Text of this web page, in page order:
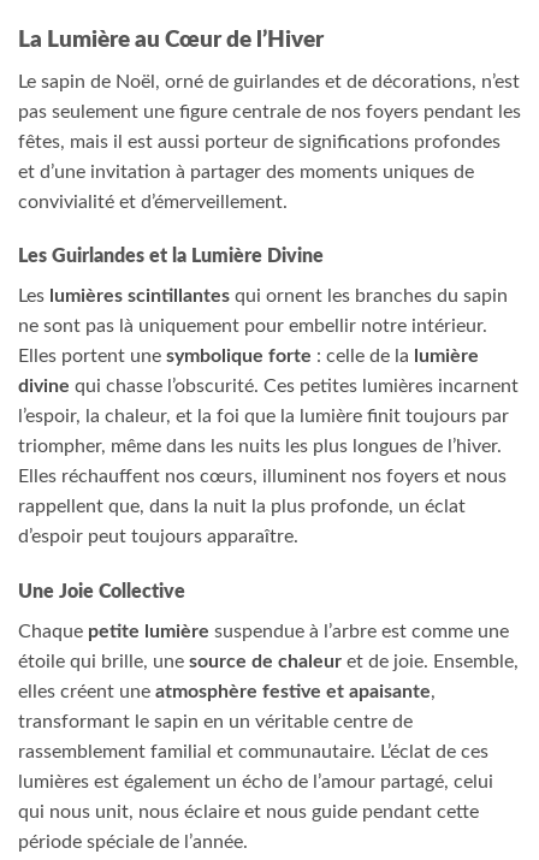
La Lumière au Cœur de l’Hiver
Le sapin de Noël, orné de guirlandes et de décorations, n’est
pas seulement une figure centrale de nos foyers pendant les
fêtes, mais il est aussi porteur de significations profondes
et d’une invitation à partager des moments uniques de
convivialité et d’émerveillement.
Les Guirlandes et la Lumière Divine
Les lumières scintillantes qui ornent les branches du sapin
ne sont pas là uniquement pour embellir notre intérieur.
Elles portent une symbolique forte : celle de la
lumière
divine qui chasse l’obscurité. Ces petites lumières incarnent
l’espoir, la chaleur, et la foi que la lumière finit toujours par
triompher, même dans les nuits les plus longues de l’hiver.
Elles réchauffent nos cœurs, illuminent nos foyers et nous
rappellent que, dans la nuit la plus profonde, un éclat
d’espoir peut toujours apparaître.
Une Joie Collective
Chaque petite lumière suspendue à l’arbre est comme une
étoile qui brille, une source de chaleur et de joie. Ensemble,
elles créent une atmosphère festive et apaisante,
transformant le sapin en un véritable centre de
rassemblement familial et communautaire. L’éclat de ces
lumières est également un écho de l’amour partagé, celui
qui nous unit, nous éclaire et nous guide pendant cette
période spéciale de l’année.